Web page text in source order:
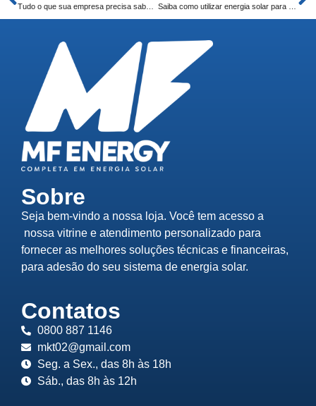
Sobre
Seja bem-vindo a nossa loja. Você tem acesso a
nossa vitrine e atendimento personalizado para
fornecer as melhores soluções técnicas e financeiras,
para adesão do seu sistema de energia solar.
Contatos
0800 887 1146
mkt02@gmail.com
Seg. a Sex., das 8h às 18h
Sáb., das 8h às 12h